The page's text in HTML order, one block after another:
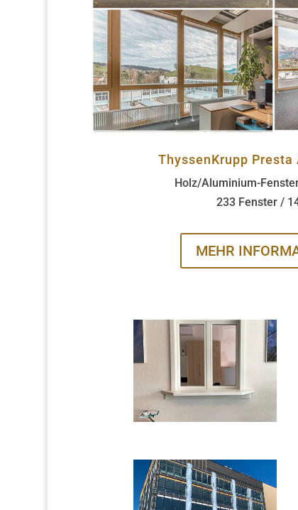
ThyssenKrupp Presta
Holz/Aluminium-
233 Fenster /
MEHR